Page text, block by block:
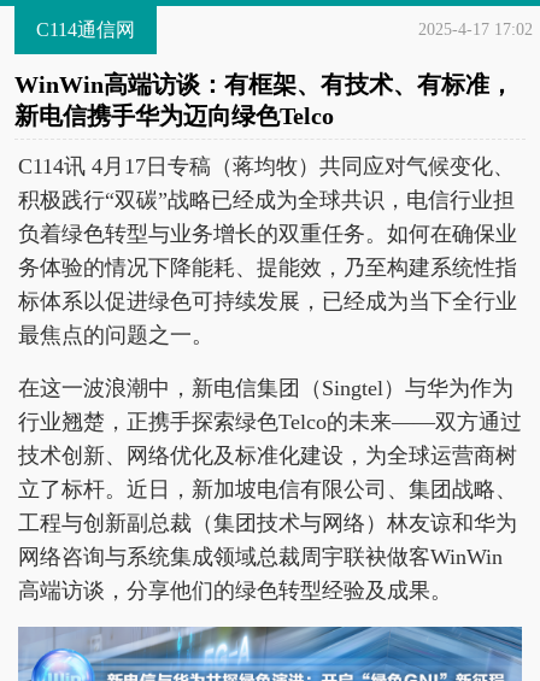
C114通信网 2025-4-17 17:02
WinWin高端访谈：有框架、有技术、有标准，
新电信携手华为迈向绿色Telco
C114讯 4月17日专稿（蒋均牧）共同应对气候变化、
积极践行“双碳”战略已经成为全球共识，电信行业担
负着绿色转型与业务增长的双重任务。如何在确保业
务体验的情况下降能耗、提能效，乃至构建系统性指
标体系以促进绿色可持续发展，已经成为当下全行业
最焦点的问题之一。
在这一波浪潮中，新电信集团（Singtel）与华为作为
行业翘楚，正携手探索绿色Telco的未来——双方通过
技术创新、网络优化及标准化建设，为全球运营商树
立了标杆。近日，新加坡电信有限公司、集团战略、
工程与创新副总裁（集团技术与网络）林友谅和华为
网络咨询与系统集成领域总裁周宇联袂做客WinWin
高端访谈，分享他们的绿色转型经验及成果。